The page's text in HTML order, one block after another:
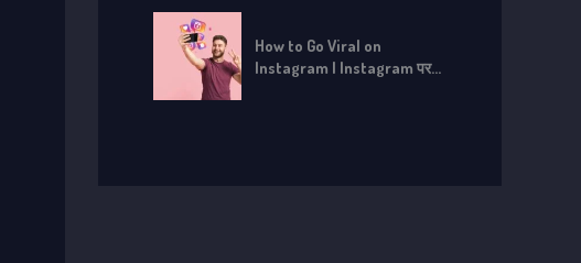
How to Go Viral on
Instagram | Instagram पर